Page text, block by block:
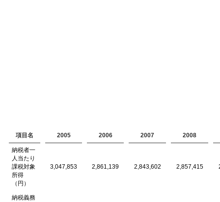
項目名 2005 2006 2007 2008
納税者一
人当たり
課税対象
所得
（円）
3,047,853 2,861,139 2,843,602 2,857,415
納税義務